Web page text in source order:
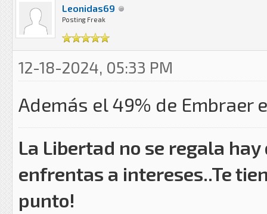
Leonidas69
Posting Freak
12-18-2024, 05:33 PM
Además el 49% de Embraer
La Libertad no se regala
enfrentas a intereses..Te
punto!